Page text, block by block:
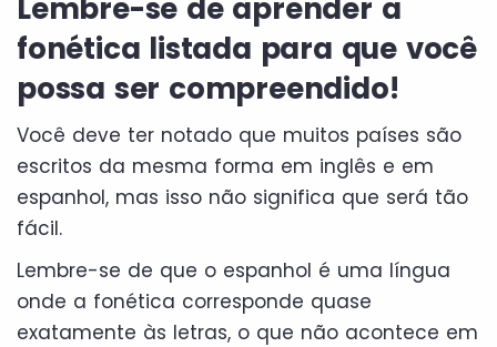
Lembre-se de aprender a
fonética listada para que você
possa ser compreendido!
Você deve ter notado que muitos países são
escritos da mesma forma em inglês e em
espanhol, mas isso não significa que será tão
fácil.
Lembre-se de que o espanhol é uma língua
onde a fonética corresponde quase
exatamente às letras, o que não acontece em